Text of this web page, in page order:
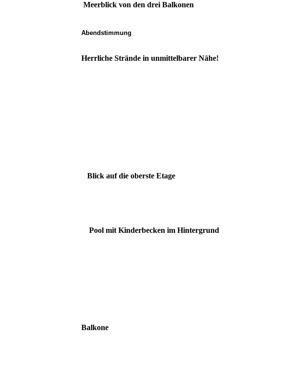
Meerblick von den drei Balkonen
Abendstimmung
Herrliche Strände in unmittelbarer Nähe!
Blick auf die oberste Etage
Pool mit Kinderbecken im Hintergrund
Balkone